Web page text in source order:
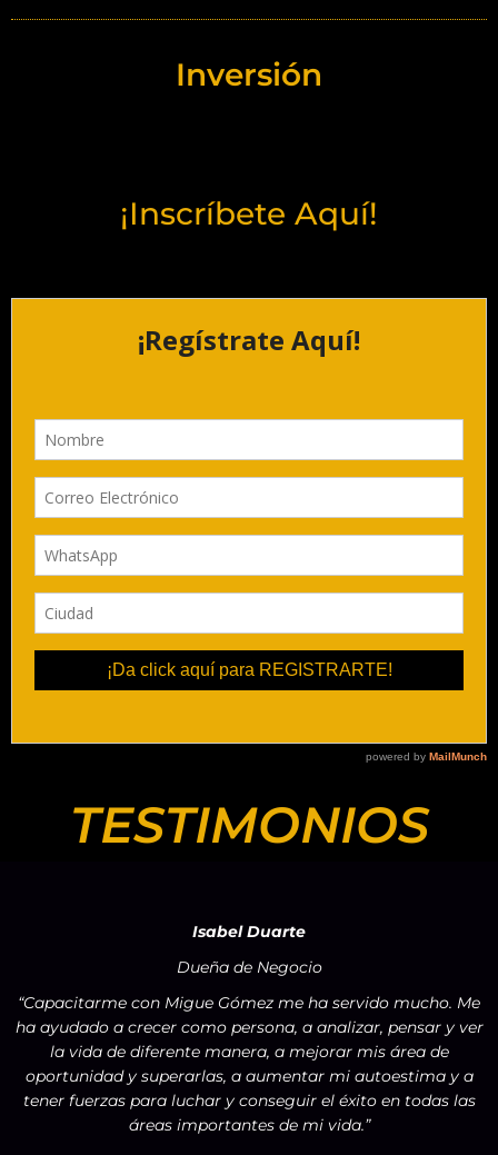
Inversión
¡Inscríbete Aquí!
TESTIMONIOS
Isabel Duarte
Dueña de Negocio
“Capacitarme con Migue Gómez me ha servido mucho. Me
ha ayudado a crecer como persona, a analizar, pensar y ver
la vida de diferente manera, a mejorar mis área de
oportunidad y superarlas, a aumentar mi autoestima y a
tener fuerzas para luchar y conseguir el éxito en todas las
áreas importantes de mi vida.”